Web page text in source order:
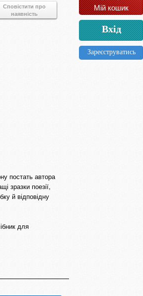
Сповістити про
наявність
постать автора
зразки поезії,
й відповідну
для
Мій кошик
Вхід
Зареєструватись